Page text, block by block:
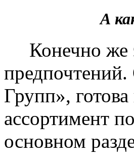
А
Конечно же
Групп»,
ассортимент
основном